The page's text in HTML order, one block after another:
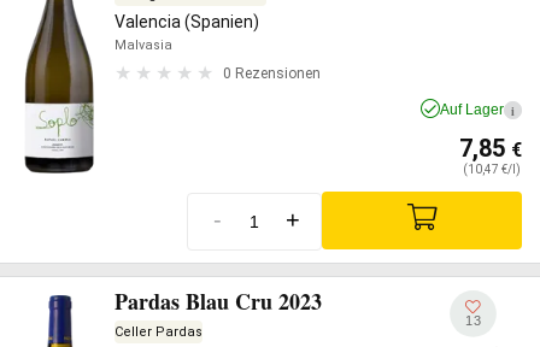
Valencia (Spanien)
Malvasia
0 Rezensionen
Auf Lager i
7,85 €
(10,47 €/l)
- +
Pardas Blau Cru 2023
Celler Pardas
13